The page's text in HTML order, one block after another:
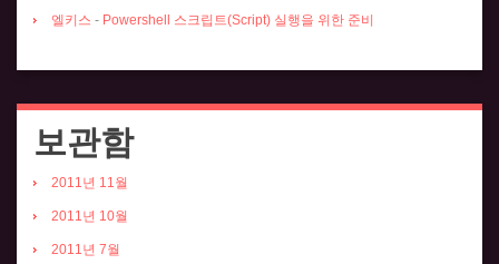
엘키스 - Powershell 스크립트(Script) 실행을 위한 준비
보관함
2011년 11월
2011년 10월
2011년 7월